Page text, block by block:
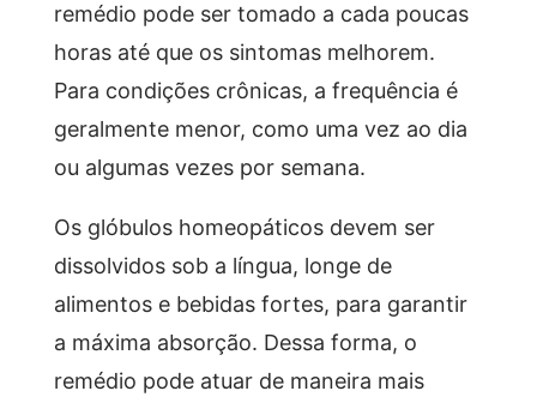
remédio pode ser tomado a cada poucas
horas até que os sintomas melhorem.
Para condições crônicas, a frequência é
geralmente menor, como uma vez ao dia
ou algumas vezes por semana.
Os glóbulos homeopáticos devem ser
dissolvidos sob a língua, longe de
alimentos e bebidas fortes, para garantir
a máxima absorção. Dessa forma, o
remédio pode atuar de maneira mais